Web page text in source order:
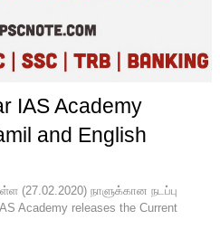
IAS Academy
and English
(27.02.2020) நாளுக்கான நடப்பு
Academy releases the Current